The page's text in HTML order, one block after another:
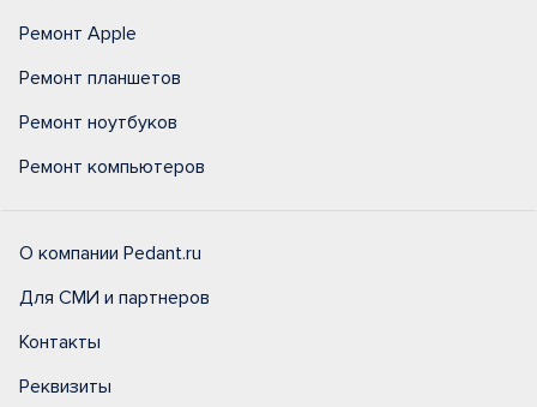
Ремонт Apple
Ремонт планшетов
Ремонт ноутбуков
Ремонт компьютеров
О компании Pedant.ru
Для СМИ и партнеров
Контакты
Реквизиты